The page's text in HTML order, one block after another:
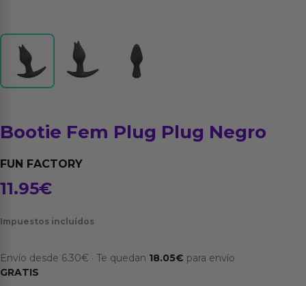
Bootie Fem Plug Plug Negro
FUN FACTORY
11.95€
Impuestos incluídos
Envío desde 6.30€ · Te quedan 18.05€ para envío
GRATIS